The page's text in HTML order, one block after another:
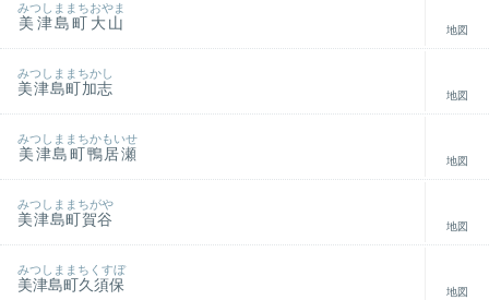
美津島町大山
みつしままちおやま
地図
美津島町加志
みつしままちかし
地図
美津島町鴨居瀬
みつしままちかもいせ
地図
美津島町賀谷
みつしままちがや
地図
美津島町久須保
みつしままちくすぼ
地図